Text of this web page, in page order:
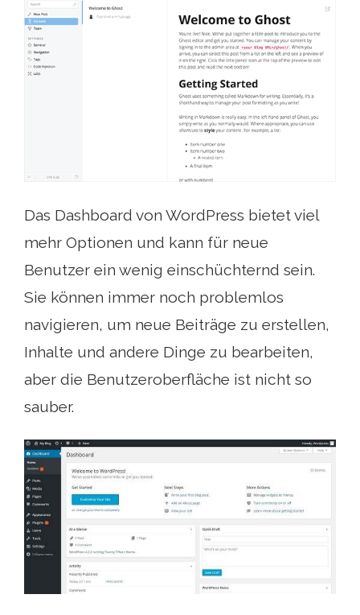
Das Dashboard von WordPress bietet viel
mehr Optionen und kann für neue
Benutzer ein wenig einschüchternd sein.
Sie können immer noch problemlos
navigieren, um neue Beiträge zu erstellen,
Inhalte und andere Dinge zu bearbeiten,
aber die Benutzeroberfläche ist nicht so
sauber.